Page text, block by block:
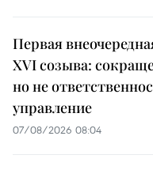
Первая
XVI созыва:
но не
управление
07/08/2026 08:04